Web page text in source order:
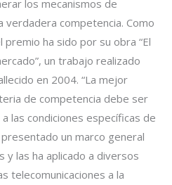
los mecanismos de
verdadera competencia. Como
premio ha sido por su obra “El
un trabajo realizado
en 2004. “La mejor
de competencia debe ser
las condiciones específicas de
un marco general
y las ha aplicado a diversos
telecomunicaciones a la